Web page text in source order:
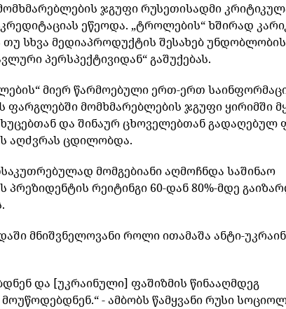
ჯგუფირუსეთისადმი
ეწეოდა. „ტროლების“ხშირად
თუ სხვა მედიაპროდუქტის შესახებუნდობლობის
პერსპექტივიდან“გაშუქებას.
“მიერ წარმოებული ერთ-ერთ
ფარგლებშიმომხმარებლების ჯგუფი ყირიმში
და შინაურ ცხოველებთანგადაღებულ
აღძვრას ცდილობდა.
მომგებიანიაღმოჩნდა საშინაო
პრეზიდენტის რეიტინგი 60-დან80%-მდე
.
მნიშვნელოვანიროლიითამაშა ანტი-
და [უკრაინული] ფაშიზმის წინააღმდეგ
მოუწოდებდნენ.“ -ამბობს წამყვანირუსი